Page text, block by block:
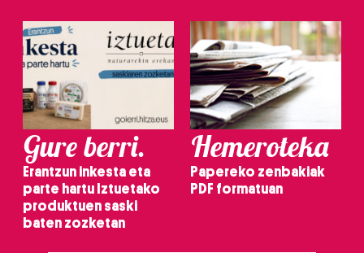
Gure berri.
Erantzun inkesta eta
parte hartu Iztuetako
produktuen saski
baten zozketan
Hemeroteka
Papereko zenbakiak
PDF formatuan